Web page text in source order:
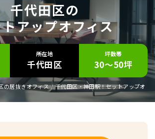
千代田区の
アップオフィス
所在地
千代田区
坪数帯
30～50坪
の居抜きオフィス / 千代田区・神田駅！セットアップオ